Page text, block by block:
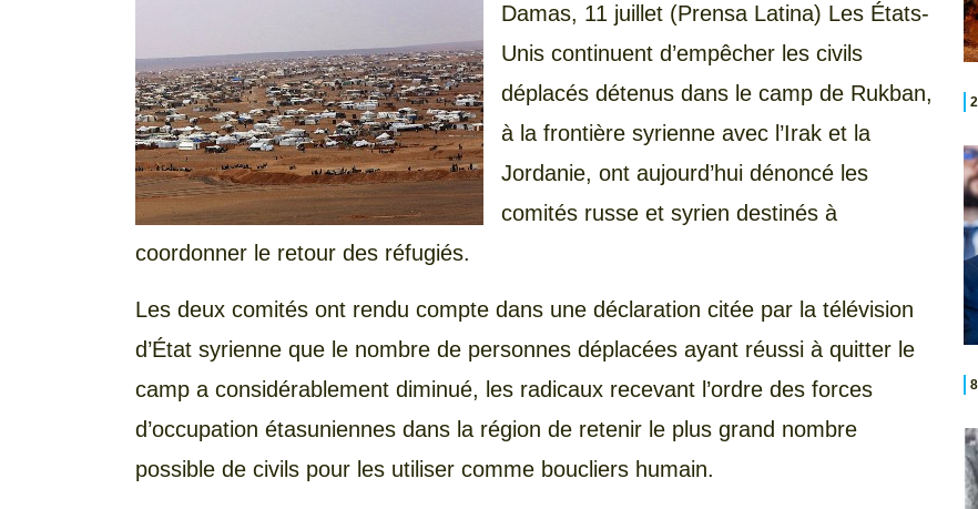
Damas, 11 juillet (Prensa Latina) Les États-
Unis continuent d’empêcher les civils
déplacés détenus dans le camp de Rukban,
à la frontière syrienne avec l’Irak et la
Jordanie, ont aujourd’hui dénoncé les
comités russe et syrien destinés à
coordonner le retour des réfugiés.
Les deux comités ont rendu compte dans une déclaration citée par la télévision
d’État syrienne que le nombre de personnes déplacées ayant réussi à quitter le
camp a considérablement diminué, les radicaux recevant l’ordre des forces
d’occupation étasuniennes dans la région de retenir le plus grand nombre
possible de civils pour les utiliser comme boucliers humain.